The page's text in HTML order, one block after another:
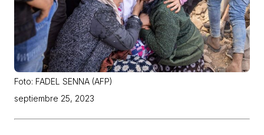
Foto: FADEL SENNA (AFP)
septiembre 25, 2023